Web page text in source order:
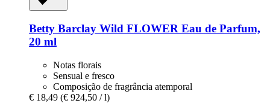
Betty Barclay Wild FLOWER Eau de Parfum,
20 ml
Notas florais
Sensual e fresco
Composição de fragrância atemporal
€ 18,49 (€ 924,50 / l)